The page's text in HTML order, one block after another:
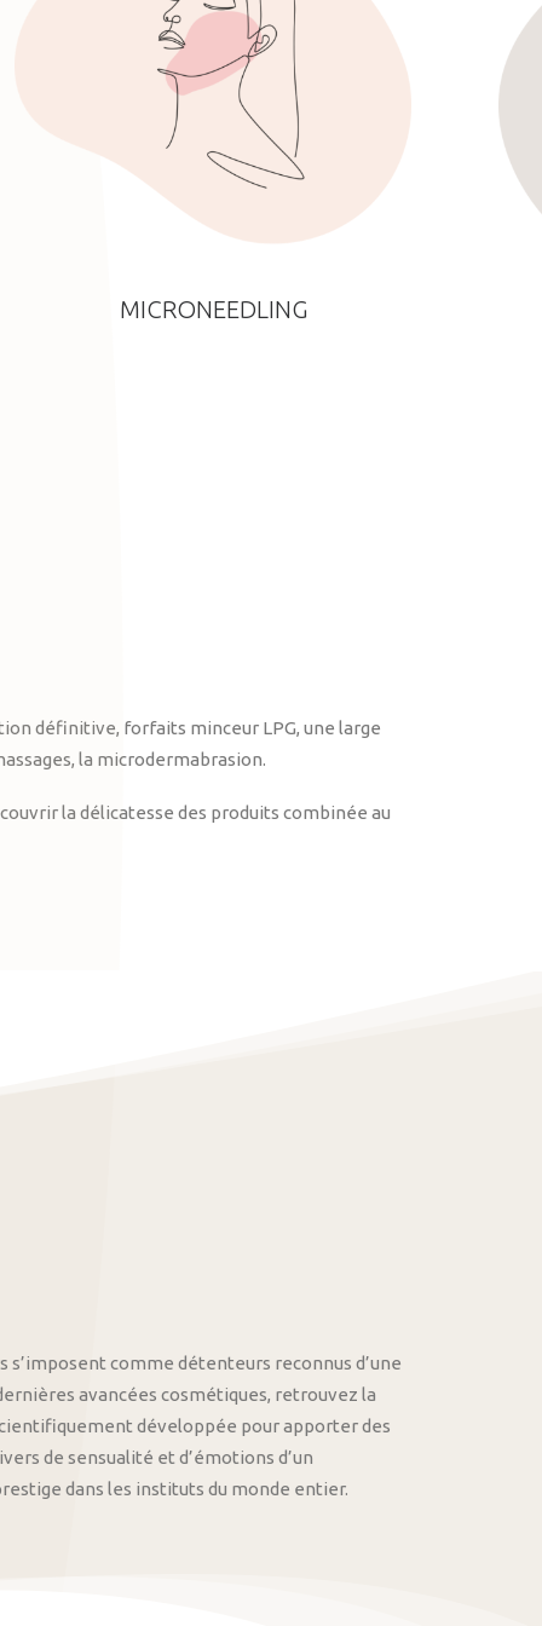
MICRONEEDLING
définitive, forfaits minceur LPG, une large
la microdermabrasion.
la délicatesse des produits combinée au
s’imposent comme détenteurs reconnus d’une
avancées cosmétiques, retrouvez la
développée pour apporter des
de sensualité et d’émotions d’un
dans les instituts du monde entier.